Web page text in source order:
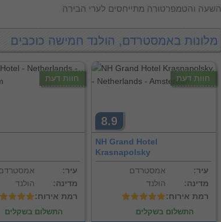
השעה והטמפרטורה מתייחסים לערי הבירה
מלונות באמסטרדם, הולנד חמישה כוכבים
8.9
חוות דעת
NH Grand Hotel
Krasnapolsky
אמסטרדם
:עיר
הולנד
:מדינה
:רמת אירוח
התשלום בשקלים
חוות דעת
:עיר
הולנד
:מדינה
:רמת אירוח
התשלום בשקלים